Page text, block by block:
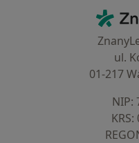
ul.
01-217
NIP: